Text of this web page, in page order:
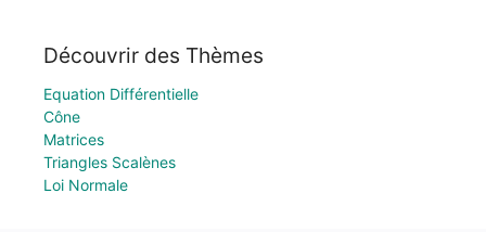
Découvrir des Thèmes
Equation Différentielle
Cône
Matrices
Triangles Scalènes
Loi Normale